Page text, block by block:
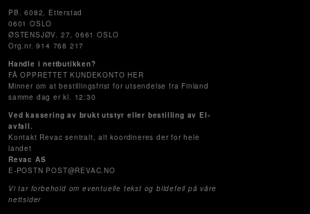
PB. 6082, Etterstad
0601 OSLO
ØSTENSJØV. 27, 0661 OSLO
Org.nr. 914 768 217
Handle i nettbutikken?
FÅ OPPRETTET KUNDEKONTO HER
Minner om at bestillingsfrist for utsendelse fra Finland
samme dag er kl. 12:30
Ved kassering av brukt utstyr eller bestilling av El-
avfall.
Kontakt Revac sentralt, alt koordineres der for hele
landet
Revac AS
E-POSTN POST@REVAC.NO
Vi tar forbehold om eventuelle tekst og bildefeil på våre
nettsider